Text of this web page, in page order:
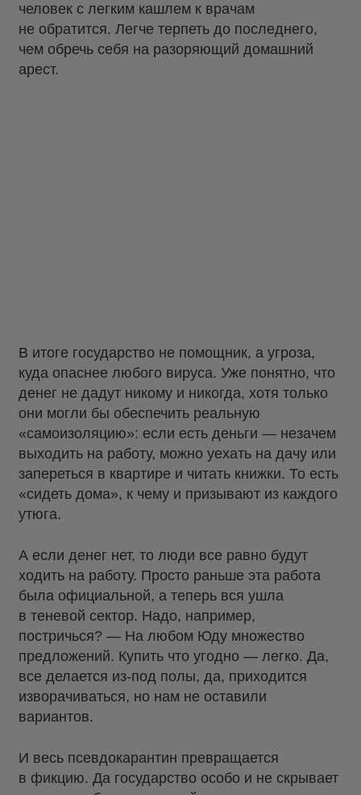
человек с легким кашлем к врачам
не обратится. Легче терпеть до последнего,
чем обречь себя на разоряющий домашний
арест.
В итоге государство не помощник, а угроза,
куда опаснее любого вируса. Уже понятно, что
денег не дадут никому и никогда, хотя только
они могли бы обеспечить реальную
«самоизоляцию»: если есть деньги — незачем
выходить на работу, можно уехать на дачу или
запереться в квартире и читать книжки. То есть
«сидеть дома», к чему и призывают из каждого
утюга.
А если денег нет, то люди все равно будут
ходить на работу. Просто раньше эта работа
была официальной, а теперь вся ушла
в теневой сектор. Надо, например,
постричься? — На любом Юду множество
предложений. Купить что угодно — легко. Да,
все делается из-под полы, да, приходится
изворачиваться, но нам не оставили
вариантов.
И весь псевдокарантин превращается
в фикцию. Да государство особо и не скрывает